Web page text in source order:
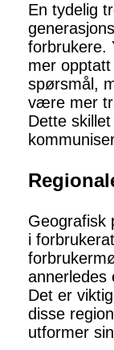
En tydelig
forbrukere.
mer
spørsmål,
være mer
Dette
Geografisk
i
annerledes
Det er
disse
utformer